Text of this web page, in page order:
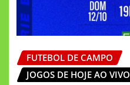
FUTEBOL DE CAMPO
JOGOS DE HOJE AO VIVO